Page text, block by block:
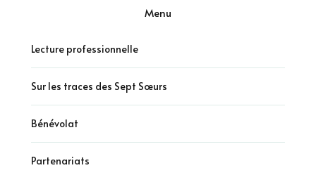
Menu
Lecture professionnelle
Sur les traces des Sept Sœurs
Bénévolat
Partenariats